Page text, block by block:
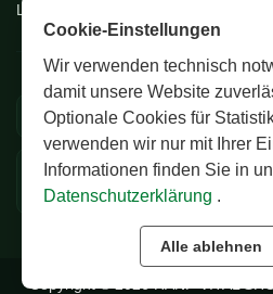
Cookie-Einstellungen
Wir verwenden technisch
damit unsere Website
Optionale Cookies für
verwenden wir nur mit Ihrer
Informationen finden Sie in
Datenschutzerklärung .
Alle ablehnen
Lieferung?
🚚 EU & CH Versand
✅ Zertifizierte Premium
Samen
Copyright © 2026 HANF VITAL